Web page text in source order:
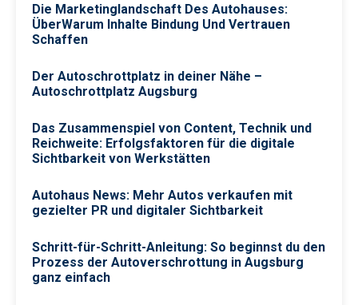
Die Marketinglandschaft Des Autohauses:
ÜberWarum Inhalte Bindung Und Vertrauen
Schaffen
Der Autoschrottplatz in deiner Nähe –
Autoschrottplatz Augsburg
Das Zusammenspiel von Content, Technik und
Reichweite: Erfolgsfaktoren für die digitale
Sichtbarkeit von Werkstätten
Autohaus News: Mehr Autos verkaufen mit
gezielter PR und digitaler Sichtbarkeit
Schritt-für-Schritt-Anleitung: So beginnst du den
Prozess der Autoverschrottung in Augsburg
ganz einfach